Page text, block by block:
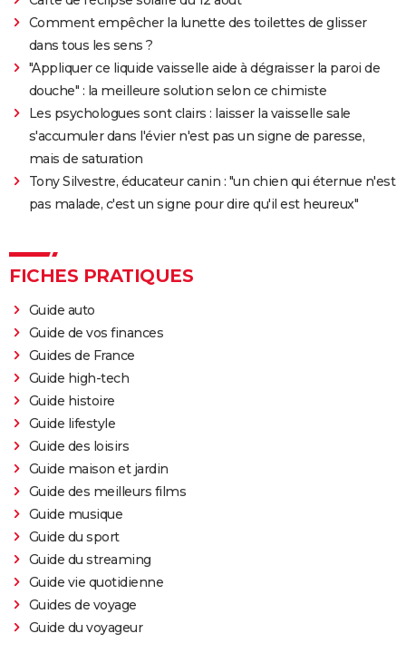
Comment empêcher la lunette des toilettes de glisser
dans tous les sens ?
"Appliquer ce liquide vaisselle aide à dégraisser la paroi de
douche" : la meilleure solution selon ce chimiste
Les psychologues sont clairs : laisser la vaisselle sale
s'accumuler dans l'évier n'est pas un signe de paresse,
mais de saturation
Tony Silvestre, éducateur canin : "un chien qui éternue n'est
pas malade, c'est un signe pour dire qu'il est heureux"
FICHES PRATIQUES
Guide auto
Guide de vos finances
Guides de France
Guide high-tech
Guide histoire
Guide lifestyle
Guide des loisirs
Guide maison et jardin
Guide des meilleurs films
Guide musique
Guide du sport
Guide du streaming
Guide vie quotidienne
Guides de voyage
Guide du voyageur